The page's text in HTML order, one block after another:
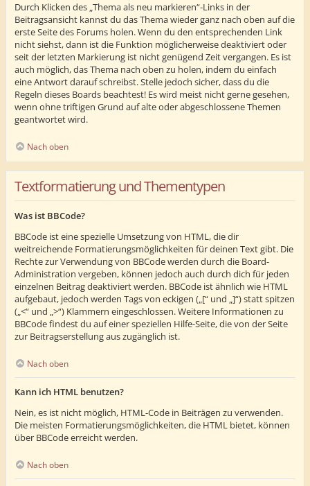
Durch Klicken des „Thema als neu markieren“-Links in der
Beitragsansicht kannst du das Thema wieder ganz nach oben auf die
erste Seite des Forums holen. Wenn du den entsprechenden Link
nicht siehst, dann ist die Funktion möglicherweise deaktiviert oder
seit der letzten Markierung ist nicht genügend Zeit vergangen. Es ist
auch möglich, das Thema nach oben zu holen, indem du einfach
eine Antwort darauf schreibst. Stelle jedoch sicher, dass du die
Regeln dieses Boards beachtest! Es wird meist nicht gerne gesehen,
wenn ohne triftigen Grund auf alte oder abgeschlossene Themen
geantwortet wird.
Nach oben
Textformatierung und Thementypen
Was ist BBCode?
BBCode ist eine spezielle Umsetzung von HTML, die dir
weitreichende Formatierungsmöglichkeiten für deinen Text gibt. Die
Rechte zur Verwendung von BBCode werden durch die Board-
Administration vergeben, können jedoch auch durch dich für jeden
einzelnen Beitrag deaktiviert werden. BBCode ist ähnlich wie HTML
aufgebaut, jedoch werden Tags von eckigen („[“ und „]“) statt spitzen
(„<“ und „>“) Klammern eingeschlossen. Weitere Informationen zu
BBCode findest du auf einer speziellen Hilfe-Seite, die von der Seite
zur Beitragserstellung aus zugänglich ist.
Nach oben
Kann ich HTML benutzen?
Nein, es ist nicht möglich, HTML-Code in Beiträgen zu verwenden.
Die meisten Formatierungsmöglichkeiten, die HTML bietet, können
über BBCode erreicht werden.
Nach oben